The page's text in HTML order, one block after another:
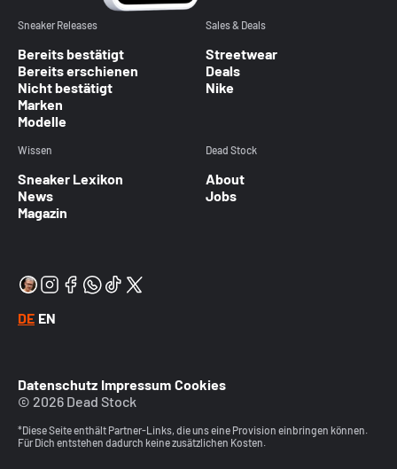
Sneaker Releases
Bereits bestätigt
Bereits erschienen
Nicht bestätigt
Marken
Modelle
Sales & Deals
Streetwear
Deals
Nike
Wissen
Sneaker Lexikon
News
Magazin
Dead Stock
About
Jobs
DE EN
Datenschutz Impressum Cookies
© 2026 Dead Stock
*Diese Seite enthält Partner-Links, die uns eine Provision einbringen können.
Für Dich entstehen dadurch keine zusätzlichen Kosten.